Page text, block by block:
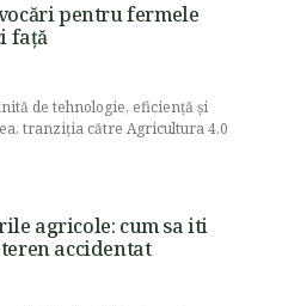
pentru fermele
față
de tehnologie, eficiență și
tranziția către Agricultura 4.0
agricole: cum sa iti
accidentat